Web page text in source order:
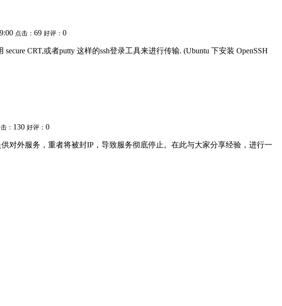
点击： 69 好评： 0
CRT,或者putty 这样的ssh登录工具来进行传输. (Ubuntu 下安装 OpenSSH
： 130 好评： 0
对外服务，重者将被封IP，导致服务彻底停止。在此与大家分享经验，进行一